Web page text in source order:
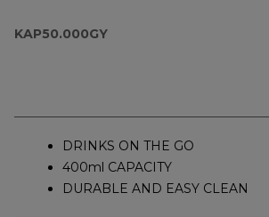
KAP50.000GY
DRINKS ON THE GO
400ml CAPACITY
DURABLE AND EASY CLEAN